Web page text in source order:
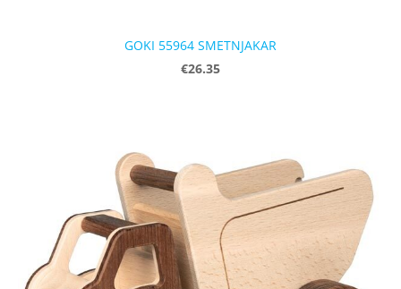
GOKI 55964 SMETNJAKAR
€26.35